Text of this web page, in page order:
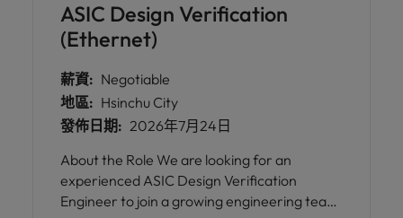
ASIC Design Verification
(Ethernet)
薪資: Negotiable
地區: Hsinchu City
發佈日期: 2026年7月24日
About the Role We are looking for an
experienced ASIC Design Verification
Engineer to join a growing engineering team